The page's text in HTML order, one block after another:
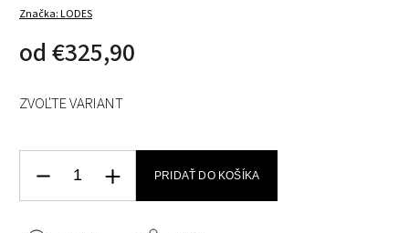
Značka:LODES
od €325,90
ZVOĽTE VARIANT
PRIDAŤ DO KOŠÍKA